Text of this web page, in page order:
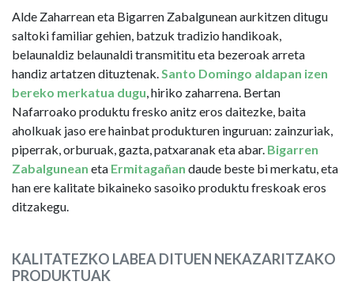
Alde Zaharrean eta Bigarren Zabalgunean aurkitzen ditugu
saltoki familiar gehien, batzuk tradizio handikoak,
belaunaldiz belaunaldi transmititu eta bezeroak arreta
handiz artatzen dituztenak.Santo Domingo aldapan izen
bereko merkatua dugu, hiriko zaharrena. Bertan
Nafarroako produktu fresko anitz eros daitezke, baita
aholkuak jaso ere hainbat produkturen inguruan: zainzuriak,
piperrak, orburuak, gazta, patxaranak eta abar. Bigarren
Zabalgunean eta Ermitagañan daude beste bi merkatu, eta
han ere kalitate bikaineko sasoiko produktu freskoak eros
ditzakegu.
KALITATEZKO LABEA DITUEN NEKAZARITZAKO
PRODUKTUAK